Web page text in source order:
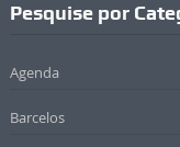
Pesquise por
Agenda
Barcelos